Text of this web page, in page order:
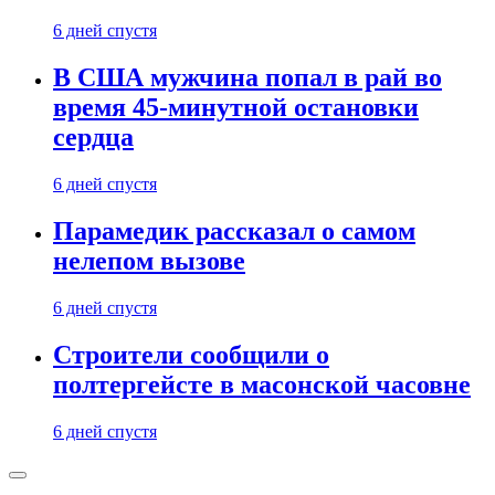
6 дней спустя
В США мужчина попал в рай во
время 45-минутной остановки
сердца
6 дней спустя
Парамедик рассказал о самом
нелепом вызове
6 дней спустя
Строители сообщили о
полтергейсте в масонской часовне
6 дней спустя